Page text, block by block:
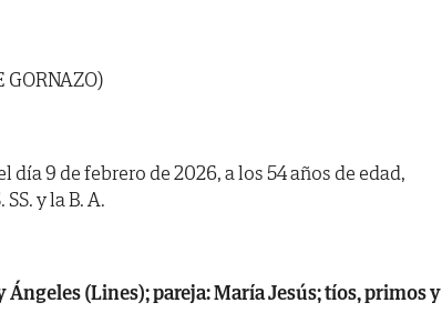
GORNAZO)
día 9 de febrero de 2026, a los 54 años de edad,
y la B. A.
Ángeles (Lines); pareja: María Jesús; tíos, primos y